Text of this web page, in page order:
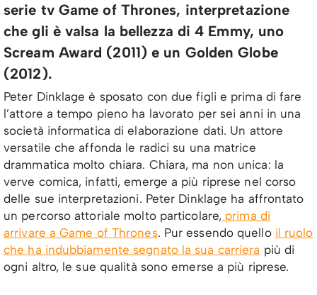
serie tv Game of Thrones, interpretazione
che gli è valsa la bellezza di 4 Emmy, uno
Scream Award (2011) e un Golden Globe
(2012).
Peter Dinklage è sposato con due figli e prima di fare
l’attore a tempo pieno ha lavorato per sei anni in una
società informatica di elaborazione dati. Un attore
versatile che affonda le radici su una matrice
drammatica molto chiara. Chiara, ma non unica: la
verve comica, infatti, emerge a più riprese nel corso
delle sue interpretazioni. Peter Dinklage ha affrontato
un percorso attoriale molto particolare, prima di
arrivare a Game of Thrones. Pur essendo quello il ruolo
che ha indubbiamente segnato la sua carriera più di
ogni altro, le sue qualità sono emerse a più riprese.